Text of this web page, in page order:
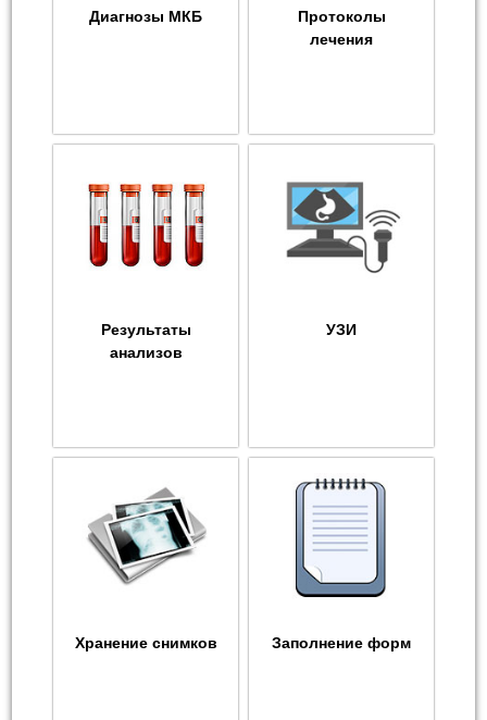
Диагнозы МКБ
Протоколы
лечения
Результаты
анализов
УЗИ
Хранение снимков Заполнение форм